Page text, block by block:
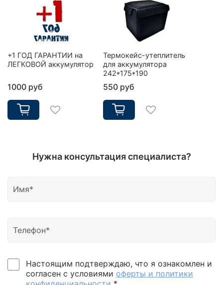
+1 ГОД ГАРАНТИИ на
ЛЕГКОВОЙ аккумулятор
1000 руб
Термокейс-утеплитель
для аккумулятора
242*175*190
550 руб
Нужна консультация специалиста?
Настоящим подтверждаю, что я ознакомлен и
согласен с условиями оферты и политики